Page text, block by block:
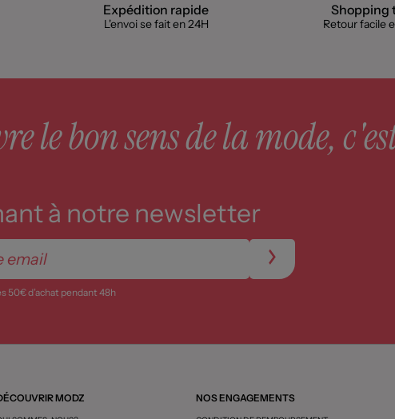
Expédition rapide
L'envoi se fait en 24H
Shopping
Retour facile
le bon sens de la mode,
à notre newsletter
50€ d’achat pendant 48h
MODZ NOS ENGAGEMENTS